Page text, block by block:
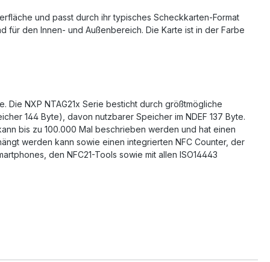
und passt durch ihr typisches Scheckkarten-Format
für den Innen- und Außenbereich. Die Karte ist in der Farbe
Die NXP NTAG21x Serie besticht durch größtmögliche
144 Byte), davon nutzbarer Speicher im NDEF 137 Byte.
bis zu 100.000 Mal beschrieben werden und hat einen
werden kann sowie einen integrierten NFC Counter, der
den NFC21-Tools sowie mit allen ISO14443